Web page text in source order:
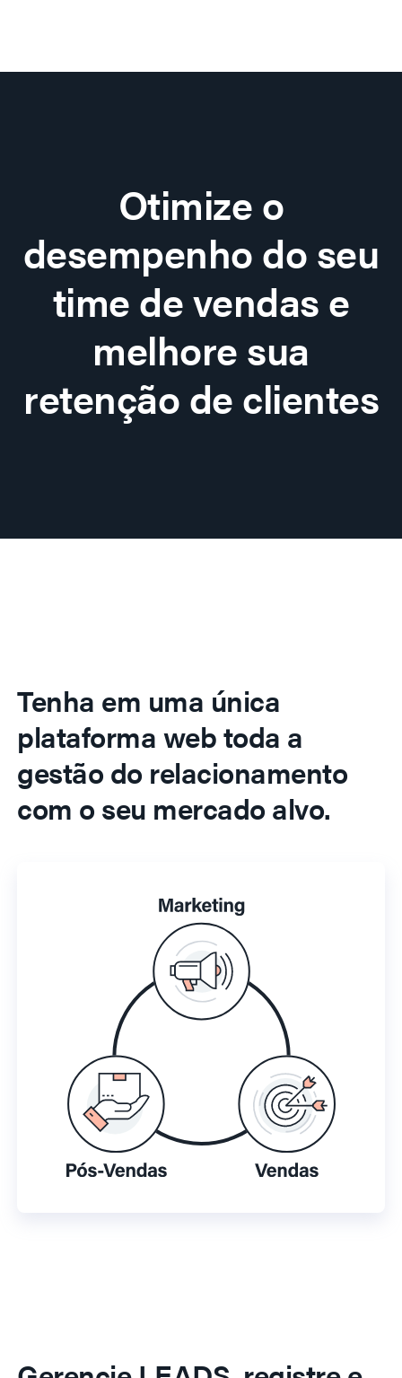
Otimize o
desempenho do seu
time de vendas e
melhore sua
retenção de clientes
Tenha em uma única
plataforma web toda a
gestão do relacionamento
com o seu mercado alvo.